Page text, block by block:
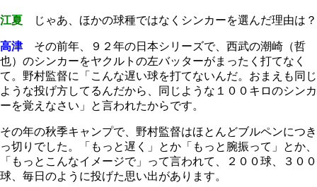
江夏 じゃあ、ほかの球種ではなくシンカーを選んだ理由は？
高津その前年、９２年の日本シリーズで、西武の潮崎（哲
也）のシンカーをヤクルトの左バッターがまったく打てなく
て。野村監督に「こんな遅い球を打てないんだ。おまえも同じ
ような投げ方してるんだから、同じような１００キロのシンカ
ーを覚えなさい」と言われたからです。
その年の秋季キャンプで、野村監督はほとんどブルペンにつき
っ切りでした。「もっと遅く」とか「もっと腕振って」とか、
「もっとこんなイメージで」って言われて、２００球、３００
球、毎日のように投げた思い出があります。